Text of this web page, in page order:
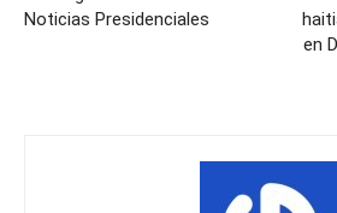
Noticias Presidenciales
en